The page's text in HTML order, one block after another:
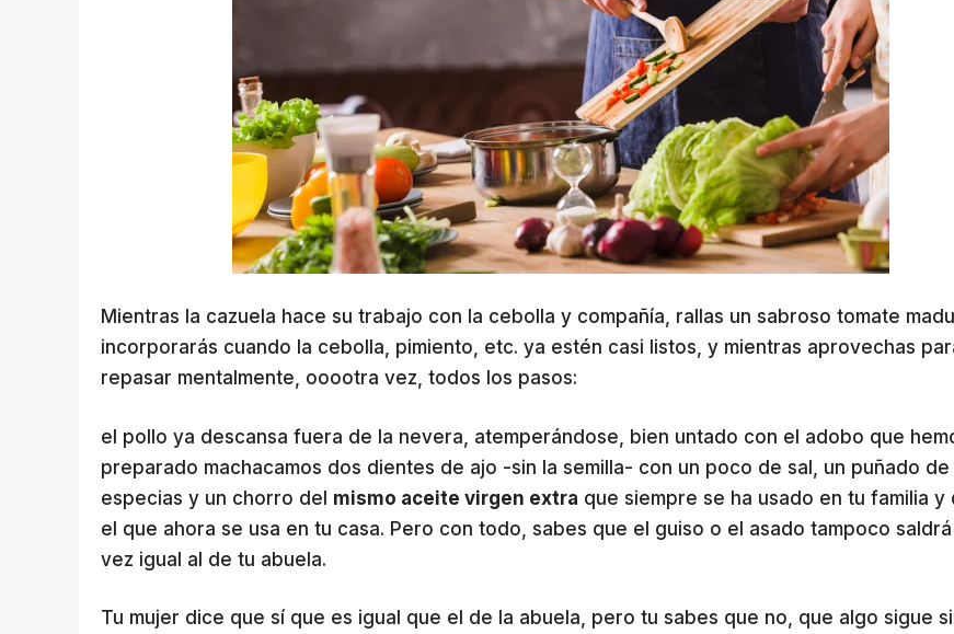
Mientras la cazuela hace su trabajo con la cebolla y compañía, rallas un sabroso tomate
incorporarás cuando la cebolla, pimiento, etc. ya estén casi listos, y mientras aprovechas
repasar mentalmente, ooootra vez, todos los pasos:
el pollo ya descansa fuera de la nevera, atemperándose, bien untado con el adobo que
preparado machacamos dos dientes de ajo -sin la semilla- con un poco de sal, un puñado de
especias y un chorro del mismo aceite virgen extra que siempre se ha usado en tu familia y
el que ahora se usa en tu casa. Pero con todo, sabes que el guiso o el asado tampoco
vez igual al de tu abuela.
Tu mujer dice que sí que es igual que el de la abuela, pero tu sabes que no, que algo sigue